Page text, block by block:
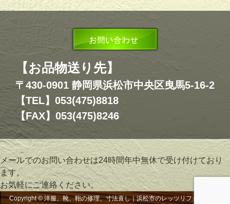
【お品物送り先】
〒430-0901 静岡県浜松市中央区曳馬5-16-2
【TEL】053(475)8818
【FAX】053(475)8246
メールでのお問い合わせは24時間年中無休で受け付けており
ます。
お気軽にご連絡ください。
Copyright © 洋服、靴、鞄の修理、寸法直し｜浜松市のレッツリフォーム, All